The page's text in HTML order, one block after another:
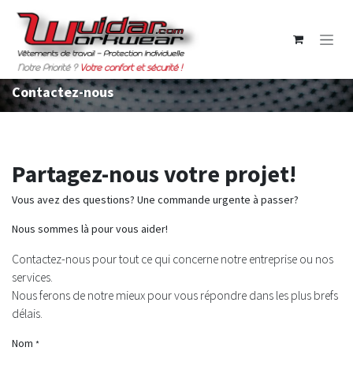
Contactez-nous
Partagez-nousvotre projet!
Vous avez des questions? Une commande urgente à passer?
Nous sommes là pour vous aider!
Contactez-nous pour tout ce qui concerne notre entreprise ou nos
services.
Nous ferons de notre mieux pour vous répondre dans les plus brefs
délais.
Nom *